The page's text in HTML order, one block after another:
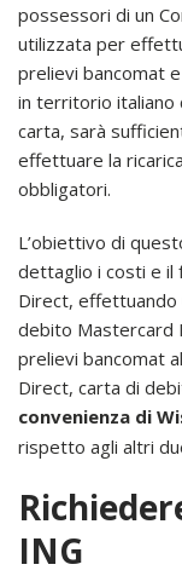
possessori di un
utilizzata per
prelievi bancomat
in territorio italiano
carta, sarà
effettuare la
obbligatori.
L’obiettivo di
dettaglio i costi e il
Direct, effettuando
debito Mastercard
prelievi bancomat
Direct, carta di
convenienza di
rispetto agli altri
ING